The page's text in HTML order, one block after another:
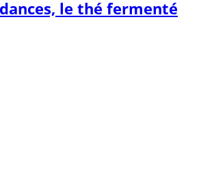
le thé fermenté